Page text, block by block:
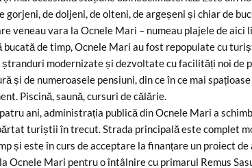
gorjeni, de doljeni, de olteni, de argeșeni și chiar de
veneau vara la Ocnele Mari – numeau plajele de aici
bucată de timp, Ocnele Mari au fost repopulate cu
ștranduri modernizate și dezvoltate cu facilități noi de
și de numeroasele pensiuni, din ce în ce mai
Piscină, saună, cursuri de călărie.
ani, administrația publică din Ocnele Mari a
turiștii în trecut. Strada principală este complet
și este în curs de acceptare la finanțare un proiect
Ocnele Mari pentru o întâlnire cu primarul Remus